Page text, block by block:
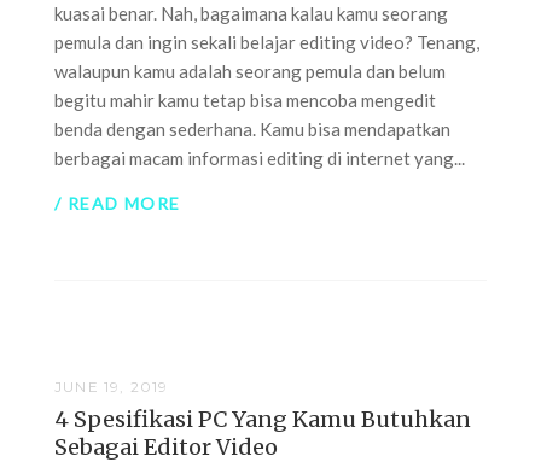
kuasai benar. Nah, bagaimana kalau kamu seorang
pemula dan ingin sekali belajar editing video? Tenang,
walaupun kamu adalah seorang pemula dan belum
begitu mahir kamu tetap bisa mencoba mengedit
benda dengan sederhana. Kamu bisa mendapatkan
berbagai macam informasi editing di internet yang...
/ READ MORE
JUNE 19, 2019
4 Spesifikasi PC Yang Kamu Butuhkan
Sebagai Editor Video